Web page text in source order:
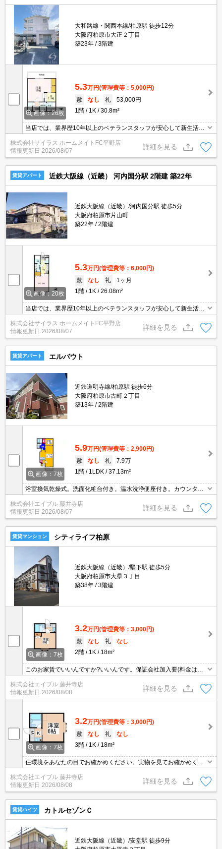
大和路線・関西本線/柏原駅 徒歩12分
大阪府柏原市大正２丁目
築23年
3階建
画像：26枚
5.3万円(管理費等：5,000円)
敷
なし 礼
53,000円
1階
1K 30.8m²
当店では、業界歴10年以上のベテランスタッフが安心して新生活を
送って頂けますよう精一杯のサポートを致します。当店は、初期費
用のクレジット決済が可能です。ご利用の際はスタッフまでお申し
付け下さいませ。お客様のご来店心よりお待ちしております。
株式会社サイラス ホームメイトFC平野店
情報更新日 2026/08/07
詳細を見る
賃貸アパート 近鉄大阪線（近畿） 河内国分駅 2階建 築22年
近鉄大阪線（近畿）/河内国分駅 徒歩5分
大阪府柏原市片山町
築22年
2階建
画像：20枚
5.3万円(管理費等：6,000円)
敷
なし 礼
1ヶ月
1階
1K 26.08m²
当店では、業界歴10年以上のベテランスタッフが安心して新生活を
送って頂けますよう精一杯のサポートを致します。当店は、初期費
用のクレジット決済が可能です。ご利用の際はスタッフまでお申し
付け下さいませ。お客様のご来店心よりお待ちしております。
株式会社サイラス ホームメイトFC平野店
情報更新日 2026/08/07
詳細を見る
賃貸アパート エルバウト
近鉄道明寺線/柏原駅 徒歩6分
大阪府柏原市古町２丁目
築13年
2階建
画像：7枚
5.9万円(管理費等：2,900円)
敷
なし 礼
7.9万
1階
1LDK 37.13m²
浴室換気乾燥式。洗面化粧台付き。温水洗浄便座付き。カウンター
キッチン。保証会社加入要(初回22,000円、月次保証料2.2円)。
株式会社エイブル 藤井寺店
情報更新日 2026/08/07
詳細を見る
賃貸マンション シティライフ柏原
近鉄大阪線（近畿）/堅下駅 徒歩5分
大阪府柏原市大県３丁目
築38年
3階建
画像：7枚
3.2万円(管理費等：3,000円)
敷
なし 礼
なし
2階
1K 18m²
このお家賃でいいんですか?いいんです。保証会社加入要(料金は貸
主負担)。
株式会社エイブル 藤井寺店
情報更新日 2026/08/08
詳細を見る
画像：7枚
3.2万円(管理費等：3,000円)
敷
なし 礼
なし
3階
1K 18m²
住環境をあなたの目でお確かめください。実物を見てお確かめくだ
さい。初めての一人暮らしはこのお部屋から。
株式会社エイブル 藤井寺店
情報更新日 2026/08/08
詳細を見る
賃貸ハイツ カトルセゾンＣ
近鉄大阪線（近畿）/安堂駅 徒歩9分